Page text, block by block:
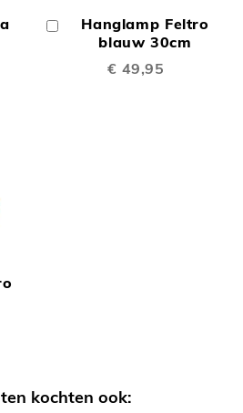
Hanglamp Feltro
blauw 30cm
€ 49,95
Winkelwagen
kochten ook: